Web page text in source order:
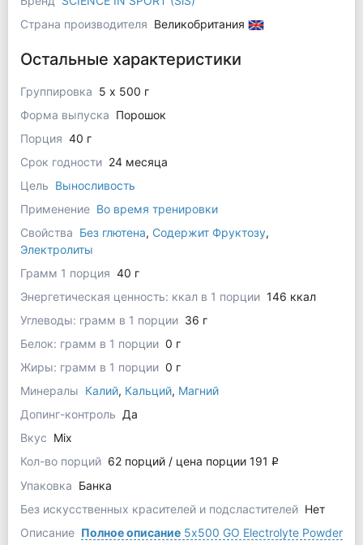
Страна производителя Великобритания
Остальные характеристики
Группировка 5 x 500 г
Форма выпуска Порошок
Порция 40 г
Срок годности 24 месяца
Цель Выносливость
Применение Во время тренировки
Свойства Без глютена, Содержит Фруктозу,
Электролиты
Грамм 1 порция 40 г
Энергетическая ценность: ккал в 1 порции 146 ккал
Углеводы: грамм в 1 порции 36 г
Белок: грамм в 1 порции 0 г
Жиры: грамм в 1 порции 0 г
Минералы Калий, Кальций, Магний
Допинг-контроль Да
Вкус Mix
Кол-во порций 62 порций / цена порции 191 q
Упаковка Банка
Без искусственных красителей и подсластителей Нет
Описание Полное описание5x500 GO Electrolyte Powder